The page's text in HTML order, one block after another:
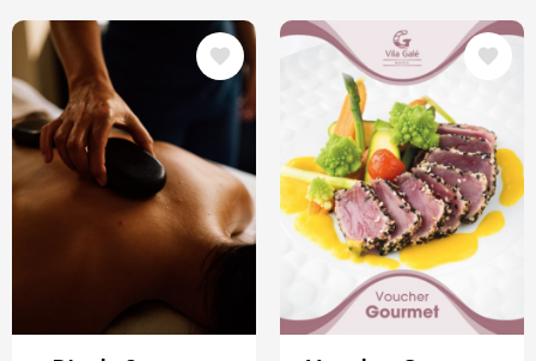
Imagem Imagem